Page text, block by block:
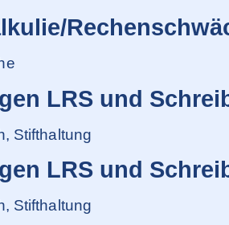
LRS und
Stifthaltung
LRS und
Stifthaltung